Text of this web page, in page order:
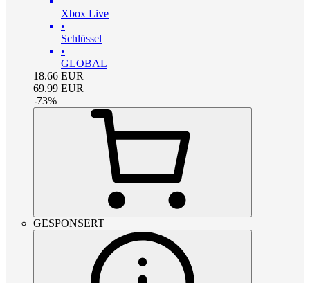
Xbox Live
•
Schlüssel
•
GLOBAL
18.66 EUR
69.99 EUR
-73%
GESPONSERT